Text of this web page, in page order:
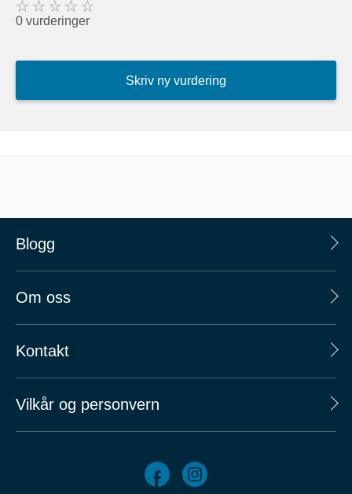
0 vurderinger
Skriv ny vurdering
Blogg
Om oss
Kontakt
Vilkår og personvern